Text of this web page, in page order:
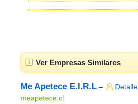
Ver Empresas Similares
Me Apetece E.I.R.L – Detalle
meapetece.cl